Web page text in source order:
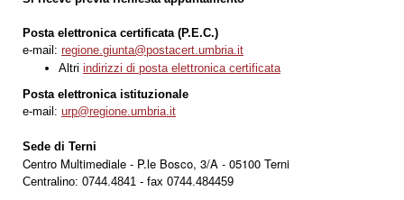
Posta elettronica certificata (P.E.C.)
e-mail: regione.giunta@postacert.umbria.it
Altri indirizzi di posta elettronica certificata
Posta elettronica istituzionale
e-mail: urp@regione.umbria.it
Sede di Terni
Centro Multimediale - P.le Bosco, 3/A - 05100 Terni
Centralino: 0744.4841 - fax 0744.484459